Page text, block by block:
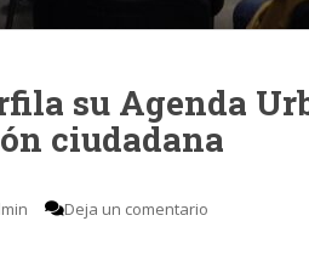
su Agenda
ciudadana
Deja un comentario